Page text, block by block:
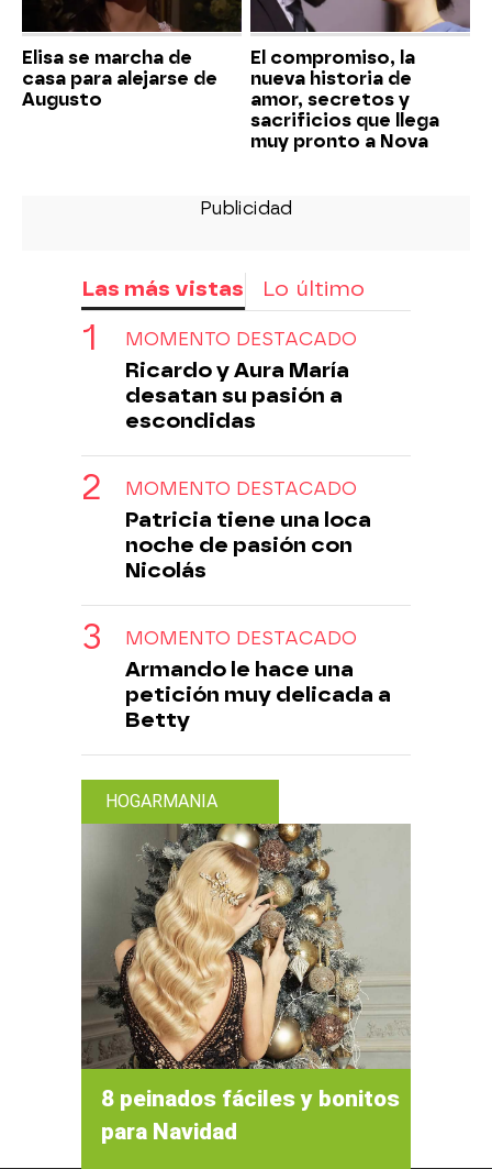
Elisa se marcha de
casa para alejarse de
Augusto
El compromiso, la
nueva historia de
amor, secretos y
sacrificios que llega
muy pronto a Nova
Las más vistas Lo último
MOMENTO DESTACADO
Ricardo y Aura María
desatan su pasión a
escondidas
MOMENTO DESTACADO
Patricia tiene una loca
noche de pasión con
Nicolás
MOMENTO DESTACADO
Armando le hace una
petición muy delicada a
Betty
HOGARMANIA
8 peinados fáciles y bonitos
para Navidad